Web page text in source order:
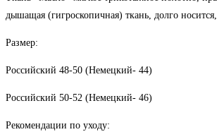
дышащая (гигроскопичная) ткань, долго
Размер:
Российский 48-50 (Немецкий- 44)
Российский 50-52 (Немецкий- 46)
Рекомендации по уходу: